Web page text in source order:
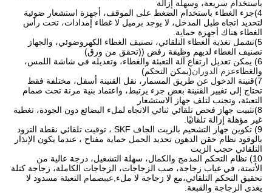
باستخدام سريعة، وسهلة إزالة
4)جزء الغطاء باستخدام الضغط على الموقف، أجهزة استشعار ضوئية
لتحديد اتجاه طبل المدخل، لا يوجد برميل لا غطاء إمدادات، تحت رأس
الغطاء هناك أجهزة حماية.
5)تشمل تغذية الغطاء التلقائي، تصنيف الغطاء الكهروضوئي، والجهاز
تصنيف الغطاء لديهم وظيفة رفض ((تحقق من ورق)
6) يمكن تعديل ارتفاع آلة التعبئة والغطاء، وتعديله في شاشة اللمس،
والغطاءعزم الدوران(يمكن التحكم)
7)قنينة الدخول عن طريق المسمار، نقل القنينة ‬أسفل، مختلفة فقط
تحتاج إلى تغيير القنينة بعض جزء يرتبط، واعتماد بنية مرنة تحت صمام
التعبئة، وتجنب لتلف جهاز الاستشعار
8)تثبيت جهاز فحص تلقائي ثنائي الاتجاه لملء البضائع دون الجودة، تغطية
غير مؤهلة إزالة تلقائيًا.
9) تكوين جهاز التشحيم بالزيت الجاف SKF ، توقيت تلقائي نقطة التزود
بالوقود نظام حقن الدهون تحديد الحمل حماية مفتاح ، عندما يكون الإنذار
التلقائي حجب الزيت
10) نظام التحكم المدمج والكمال، سهلة التشغيل، درجة عالية من
الأتمتة، في غياب زجاجة، صب الزجاجات، الزجاجات الكاملة، زجاجة كتلة
تحقيق التحكم التلقائي،مع لا زجاجة لا ملء,عيبصمام التعبئة مسدود لا
يغذى الزجاجة والقبعة.